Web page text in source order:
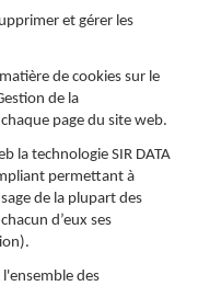
et gérer les
de cookies sur le
de la
page du site web.
la technologie SIR DATA
permettant à
de la plupart des
d’eux ses
l'ensemble des